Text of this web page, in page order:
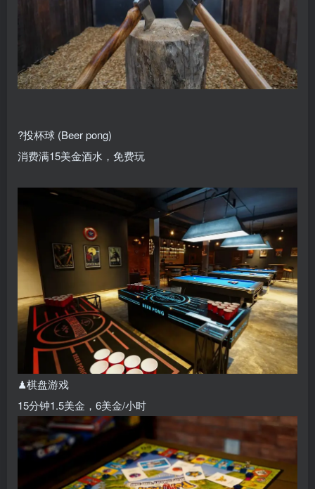
?投杯球 (Beer pong)
消费满15美金酒水，免费玩
♟棋盘游戏
15分钟1.5美金，6美金/小时